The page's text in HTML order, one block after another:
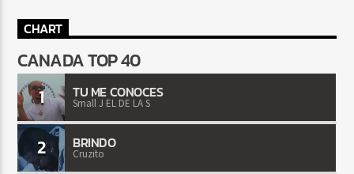
CHART
CANADA TOP 40
1 TU ME CONOCES
Small J EL DE LA S
2 BRINDO
Cruzito